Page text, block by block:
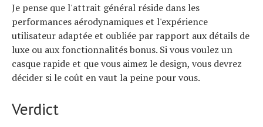
Je pense que l'attrait général réside dans les
performances aérodynamiques et l'expérience
utilisateur adaptée et oubliée par rapport aux détails de
luxe ou aux fonctionnalités bonus. Si vous voulez un
casque rapide et que vous aimez le design, vous devrez
décider si le coût en vaut la peine pour vous.
Verdict